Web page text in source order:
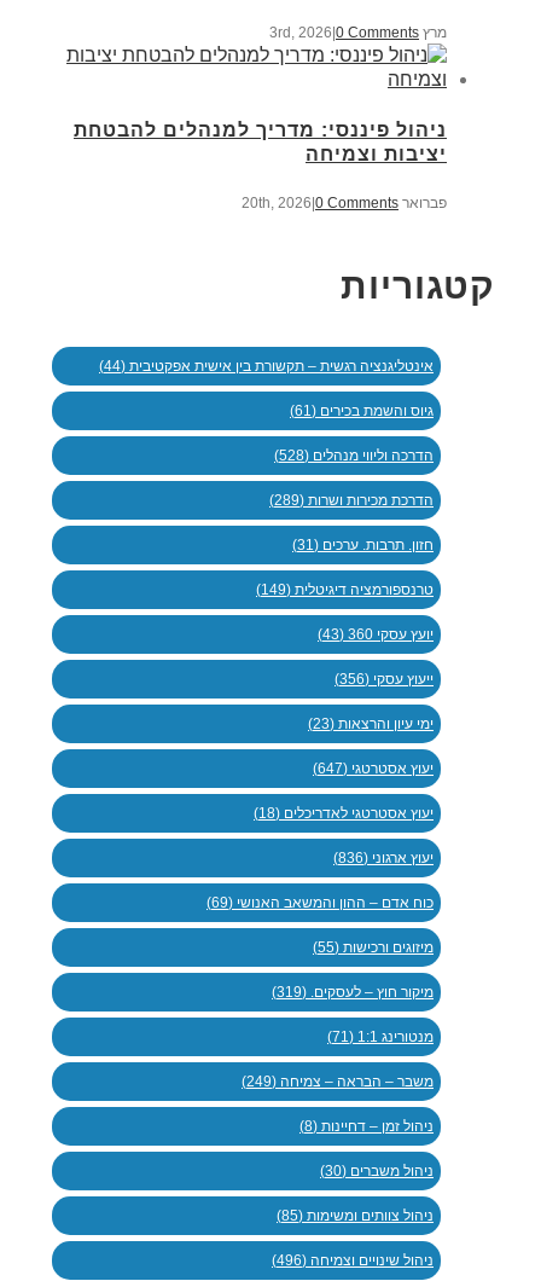
מרץ 3rd, 2026 0 Comments
ניהול פיננסי: מדריך למנהלים להבטחת
יציבות וצמיחה
פברואר 20th, 2026 |0 Comments
קטגוריות
אינטליגנציה רגשית – תקשורת בין אישית אפקטיבית (44)
גיוס והשמת בכירים (61)
הדרכה וליווי מנהלים (528)
הדרכת מכירות ושרות (289)
חזון. תרבות. ערכים (31)
טרנספורמציה דיגיטלית (149)
יועץ עסקי 360 (43)
ייעוץ עסקי (356)
ימי עיון והרצאות (23)
יעוץ אסטרטגי (647)
יעוץ אסטרטגי לאדריכלים (18)
יעוץ ארגוני (836)
כוח אדם – ההון והמשאב האנושי (69)
מיזוגים ורכישות (55)
מיקור חוץ – לעסקים. (319)
מנטורינג 1:1 (71)
משבר – הבראה – צמיחה (249)
ניהול זמן – דחיינות (8)
ניהול משברים (30)
ניהול צוותים ומשימות (85)
ניהול שינויים וצמיחה (496)